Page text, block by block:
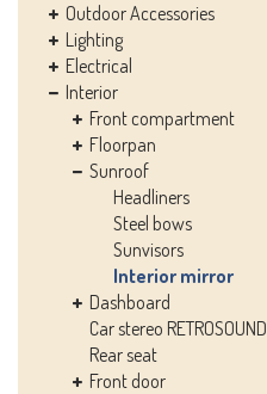
Outdoor Accessories
Lighting
Electrical
Interior
Front compartment
Floorpan
Sunroof
Headliners
Steel bows
Sunvisors
Interior mirror
Dashboard
Car stereo RETROSOUND
Rear seat
Front door